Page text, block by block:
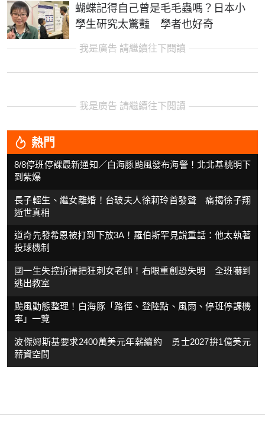
蝴蝶記得自己曾是毛毛蟲嗎？日本小
學生研究太驚豔 學者也好奇
我是廣告 請繼續往下閱讀
我是廣告 請繼續往下閱讀
熱門
8/8停班停課最新通知／白海豚颱風發布海警！北北基桃明下
到紫爆
長子輕生、繼女離婚！台玻夫人徐莉玲首發聲 痛揭徐子翔
逝世真相
道奇先發希恩被打到下放3A！羅伯斯罕見說重話：他太執著
投球機制
國一生失控折掃把狂刺女老師！右眼重創恐失明 全班嚇到
逃出教室
颱風動態整理！白海豚「路徑、登陸點、風雨、停班停課機
率」一覽
波傑姆斯基要求2400萬美元年薪續約 勇士2027拚1億美元
薪資空間